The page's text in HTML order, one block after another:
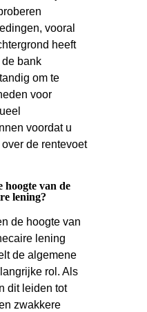
vooral
heeft
bank
om te
voor
voordat u
de rentevoet
hoogte van de
lening?
de hoogte van
lening
de algemene
rol. Als
dit leiden tot
zwakkere